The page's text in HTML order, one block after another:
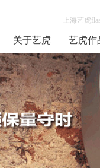
上海艺虎
关于艺虎 艺虎作